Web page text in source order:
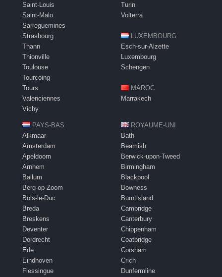
Saint-Louis
Saint-Malo
Sarreguemines
Strasbourg
Thann
Thionville
Toulouse
Tourcoing
Tours
Valenciennes
Vichy
Turin
Volterra
LUXEMBOURG
Esch-sur-Alzette
Luxembourg
Schengen
MAROC
Marrakech
PAYS-BAS
Alkmaar
Amsterdam
Apeldoorn
Arnhem
Ballum
Berg-op-Zoom
Bois-le-Duc
Breda
Breskens
Deventer
Dordrecht
Ede
Eindhoven
Flessingue
ROYAUME-UNI
Bath
Beamish
Berwick-upon-Tweed
Birmingham
Blackpool
Bowness
Burntisland
Cambridge
Canterbury
Chippenham
Coatbridge
Corsham
Crich
Dunfermline